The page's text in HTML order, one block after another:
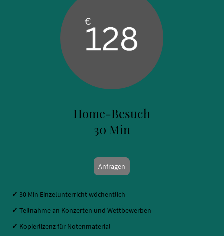
Home-Besuch
30 Min
Anfragen
✓ 30 Min Einzelunterricht wöchentlich
✓ Teilnahme an Konzerten und Wettbewerben
✓ Kopierlizenz für Notenmaterial